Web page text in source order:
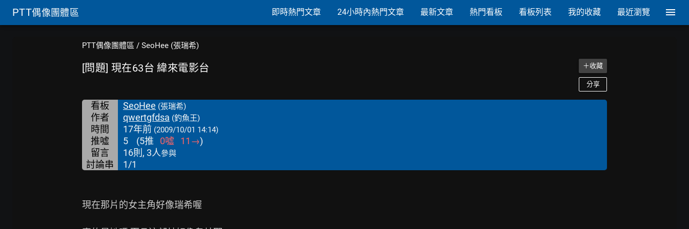
PTT偶像團體區 即時熱門文章 24小時內熱門文章 最新文章 熱門看板 看板列表 我的收藏 最近瀏覽
PTT偶像團體區 / SeoHee (張瑞希)
[問題] 現在63台 緯來電影台 ＋收藏
分享
看板 SeoHee (張瑞希)
作者 qwertgfdsa (釣魚王)
時間 17年前 (2009/10/01 14:14)
推噓 5 (5推 0噓 11 →)
留言
16則, 3人參與
討論串 1/1
現在那片的女主角好像瑞希喔